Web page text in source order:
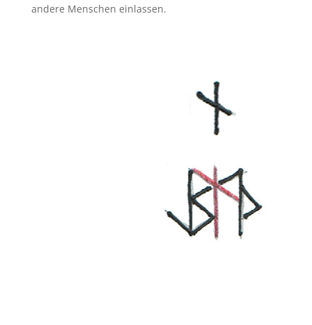
andere Menschen einlassen.